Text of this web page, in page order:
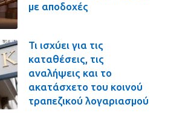
με αποδοχές
Τι ισχύει για τις
καταθέσεις, τις
αναλήψεις και το
ακατάσχετο του κοινού
τραπεζικού λογαριασμού